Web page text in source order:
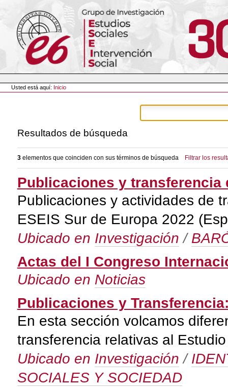
contenido.
navegación
Herramientas
Personales
Usted está aquí: Inicio
Resultados de búsqueda
3elementos que coinciden con sus términos de búsqueda Filtrar los
Publicaciones y transferencia
Publicaciones y actividades de
ESEIS Sur de Europa 2022
Ubicado en Investigación /
Actas del I Congreso
Ubicado en Noticias
Publicaciones y
En esta sección volcamos
transferencia relativas al
Ubicado en Investigación /
SOCIALES Y SOCIEDAD